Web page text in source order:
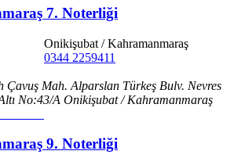
7. Noterliği
Onikişubat /Kahramanmaraş
0344 2259411
Çavuş Mah. Alparslan Türkeş Bulv. Nevres
No:43/A Onikişubat / Kahramanmaraş
9. Noterliği